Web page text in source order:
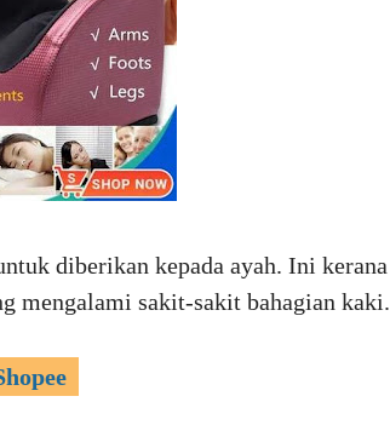
diberikan kepada ayah. Ini kerana
mengalami sakit-sakit bahagian kaki.